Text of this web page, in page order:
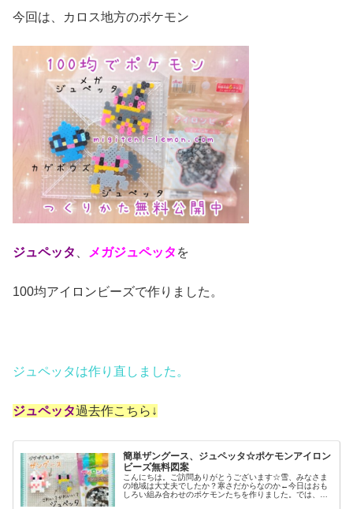
今回は、カロス地方のポケモン
ジュペッタ メガジュペッタ を
100均アイロンビーズで作りました。
ジュペッタは作り直しました。
ジュペッタ過去作こちら↓
簡単ザングース、ジュペッタ☆ポケモンアイロン
ビーズ無料図案
こんにちは。ご訪問ありがとうございます☆雪、みなさま
の地域は大丈夫でしたか？寒さだからなのか←今日はおも
しろい組み合わせのポケモンたちを作りました。では、本